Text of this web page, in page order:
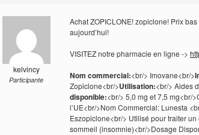
kelvincy
Participante
Achat ZOPICLONE! zopiclone! Prix
aujourd’hui!
VISITEZ notre pharmacie en ligne ->
Nom commercial:<br/> Imovane<br/>
Zopiclone<br/>Utilisation:<br/> Aides
disponible:<br/> 5,0 mg et 7,5 mg<br/
l’UE<br/>Nom Commercial: Lunesta
Eszopiclone<br/> Utilisé pour traiter
sommeil (insomnie)<br/>Dosage